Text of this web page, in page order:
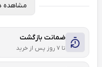
ضمانت بازگشت
تا ۷ روز پس از خرید